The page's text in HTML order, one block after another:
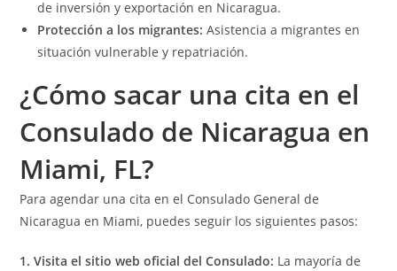
de inversión y exportación en Nicaragua.
Protección a los migrantes: Asistencia a migrantes en
situación vulnerable y repatriación.
¿Cómo sacar una cita en el
Consulado de Nicaragua en
Miami, FL?
Para agendar una cita en el Consulado General de
Nicaragua en Miami, puedes seguir los siguientes pasos:
1. Visita el sitio web oficial del Consulado: La mayoría de